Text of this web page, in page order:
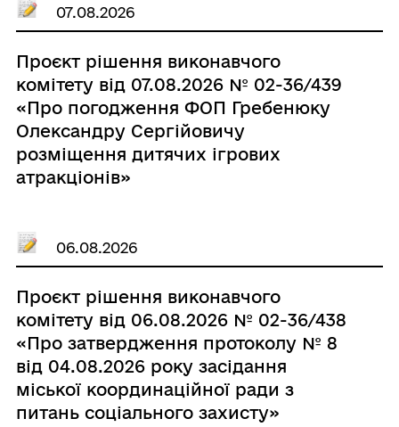
підготовки та мобілізації Білгород-
Дністровської територіальної
громади на 2024-2026 роки»» (зі
змінами)»
07.08.2026
Проєкт рішення виконавчого
комітету від 07.08.2026 № 02-36/439
«Про погодження ФОП Гребенюку
Олександру Сергійовичу
розміщення дитячих ігрових
атракціонів»
06.08.2026
Проєкт рішення виконавчого
комітету від 06.08.2026 № 02-36/438
«Про затвердження протоколу № 8
від 04.08.2026 року засідання
міської координаційної ради з
питань соціального захисту»